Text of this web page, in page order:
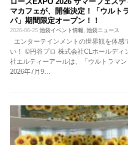
マカフェが、開催決定！「ウルト
パ」期間限定オープン！！
2026-06-25 池袋イベント情報 池袋ニュース
エンターテインメントの世界観を体感
い！ ©円谷プロ 株式会社CLホールディ
社エルティーアールは、「ウルトラマ
2026年7月9